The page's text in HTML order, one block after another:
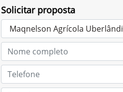
Solicitar proposta